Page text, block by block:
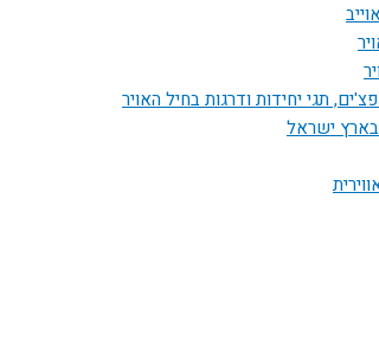
תגי יחידות ודרגות בחיל האויר
ישראל